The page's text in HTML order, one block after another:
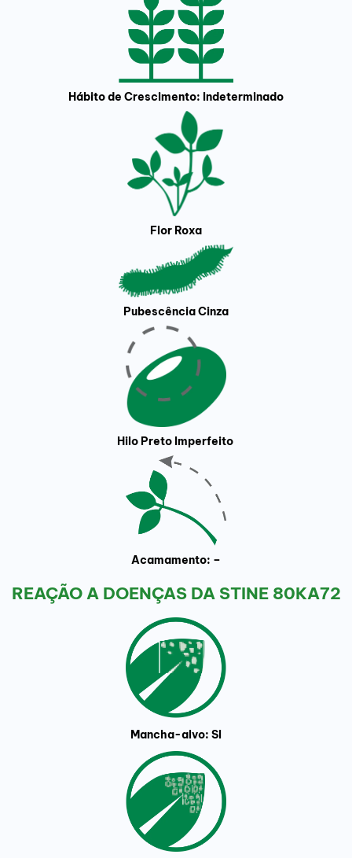
Hábito de Crescimento: Indeterminado
Flor Roxa
Pubescência Cinza
Hilo Preto Imperfeito
Acamamento: –
REAÇÃO A DOENÇAS DA STINE 80KA72
Mancha-alvo: SI